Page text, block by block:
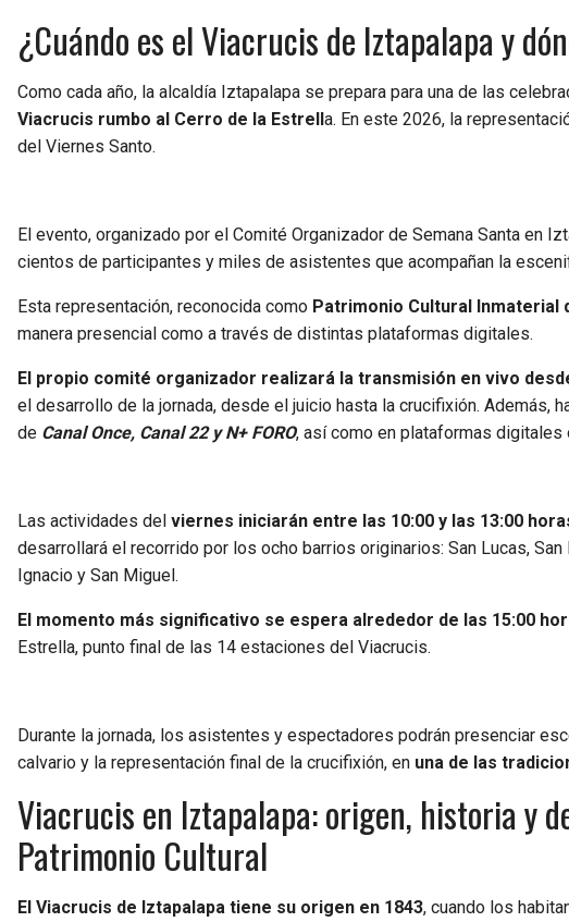
¿Cuándo es el Viacrucis de Iztapalapa y
Como cada año, la alcaldía Iztapalapa se prepara para una de las
Viacrucis rumbo al Cerro de la Estrella. En este 2026, la
del Viernes Santo.
El evento, organizado por el Comité Organizador de Semana Santa en
cientos de participantes y miles de asistentes que acompañan la
Esta representación, reconocida como Patrimonio Cultural Inmaterial
manera presencial como a través de distintas plataformas digitales.
El propio comité organizador realizará la transmisión en vivo
el desarrollo de la jornada, desde el juicio hasta la crucifixión. Además,
de Canal Once, Canal 22 y N+ FORO, así como en plataformas
Las actividades del viernes iniciarán entre las 10:00 y las 13:00
desarrollará el recorrido por los ocho barrios originarios: San Lucas, San
Ignacio y San Miguel.
El momento más significativo se espera alrededor de las 15:00
Estrella, punto final de las 14 estaciones del Viacrucis.
Durante la jornada, los asistentes y espectadores podrán presenciar
calvario y la representación final de la crucifixión, en una de las
Viacrucis en Iztapalapa: origen, historia y
Patrimonio Cultural
El Viacrucis de Iztapalapa tiene su origen en 1843, cuando los